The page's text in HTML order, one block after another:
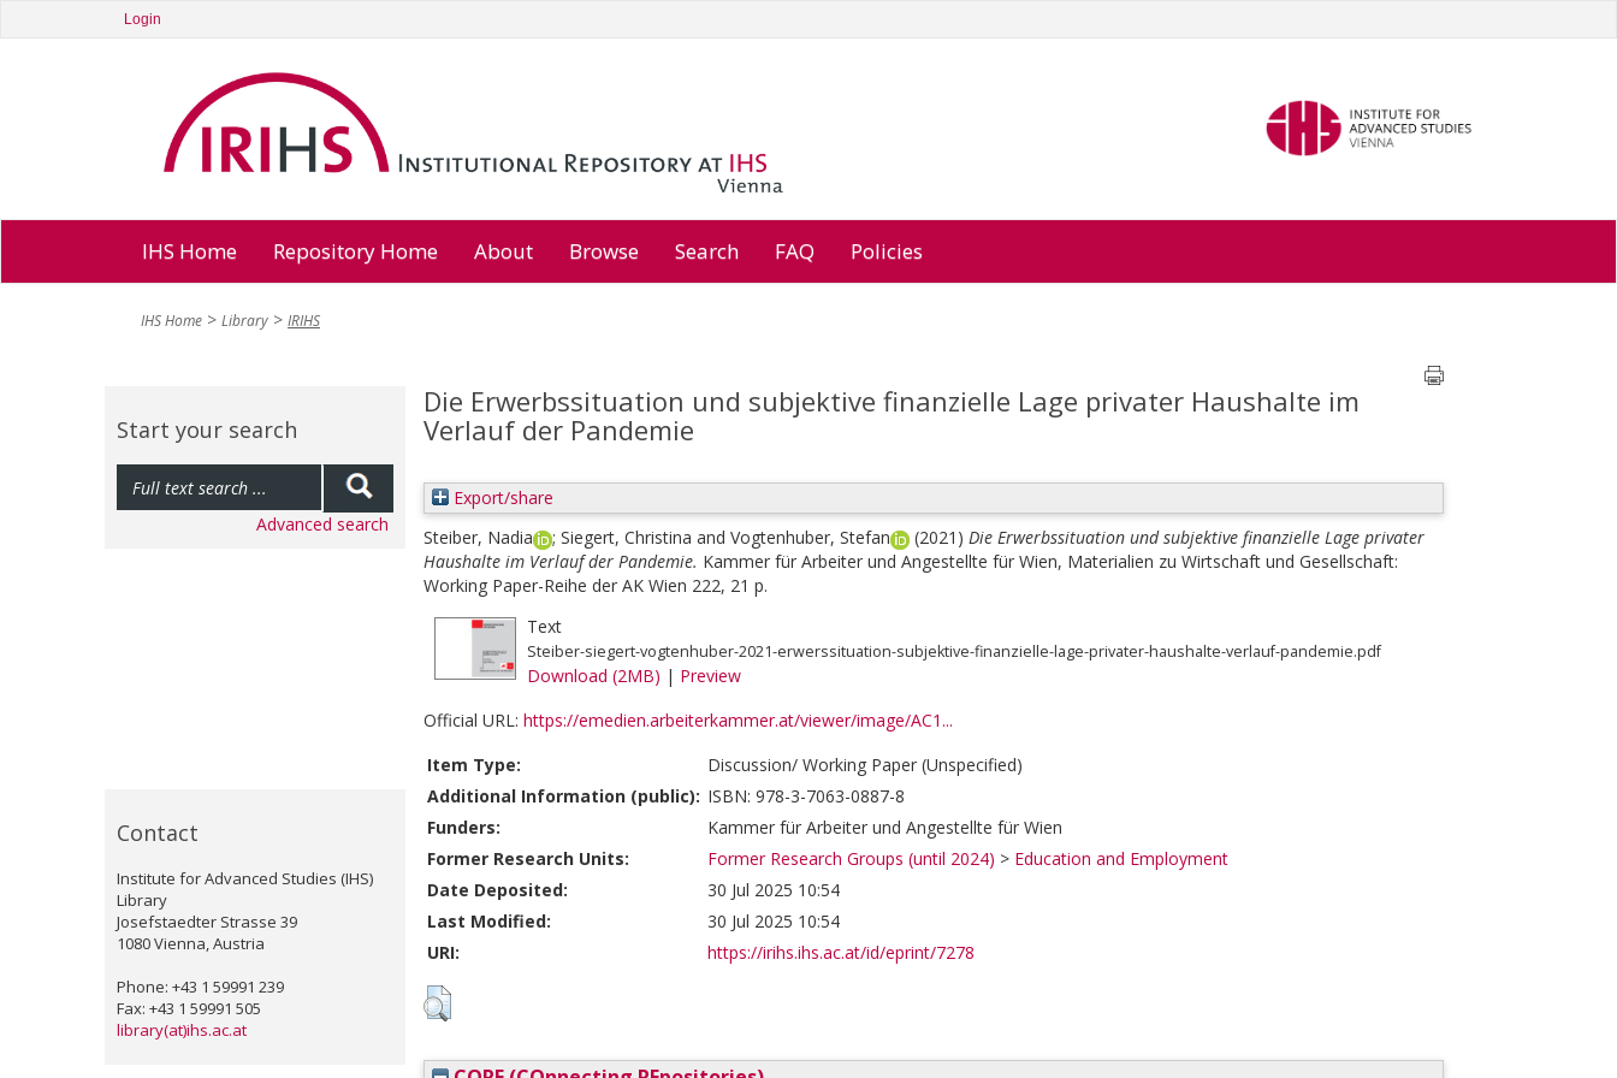
Login
IHS Home Repository Home About Browse Search FAQ Policies
IHS Home Library IRIHS
Start your search
Advanced search
Contact
Institute for Advanced Studies (IHS)
Library
Josefstaedter Strasse 39
1080 Vienna, Austria
Phone: +43 1 59991 239
Fax: +43 1 59991 505
library(at)ihs.ac.at
Die Erwerbssituation und subjektive finanzielle Lage privater Haushalte im
Verlauf der Pandemie
Export/share
Steiber, Nadia
; Siegert, Christina and Vogtenhuber, Stefan (2021) Die Erwerbssituation und subjektive finanzielle Lage privater
Haushalte im Verlauf der Pandemie. Kammer für Arbeiter und Angestellte für Wien, Materialien zu Wirtschaft und Gesellschaft:
Working Paper-Reihe der AK Wien 222, 21 p.
Text
Steiber-siegert-vogtenhuber-2021-erwerssituation-subjektive-finanzielle-lage-privater-haushalte-verlauf-pandemie.pdf
Download (2MB) | Preview
Official URL: https://emedien.arbeiterkammer.at/viewer/image/AC1...
Item Type:
Discussion/ Working Paper (Unspecified)
Additional Information (public): ISBN: 978-3-7063-0887-8
Funders:
Kammer für Arbeiter und Angestellte für Wien
Former Research Units:
Former Research Groups (until 2024) > Education and Employment
Date Deposited:
30 Jul 2025 10:54
Last Modified:
30 Jul 2025 10:54
URI:
https://irihs.ihs.ac.at/id/eprint/7278